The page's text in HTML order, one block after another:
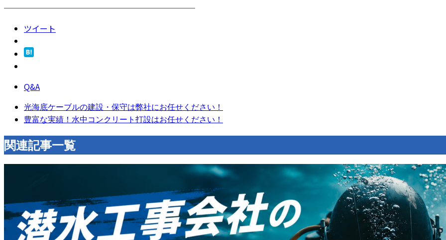
────────────────────────
ツイート
Q&A
光海底ケーブルの建設・保守は弊社にお任せください！
豊富な実績！水中コンクリート打設はお任せください！
関連記事一覧